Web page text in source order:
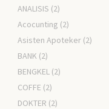
ANALISIS (2)
Acocunting (2)
Asisten Apoteker (2)
BANK (2)
BENGKEL (2)
COFFE (2)
DOKTER (2)